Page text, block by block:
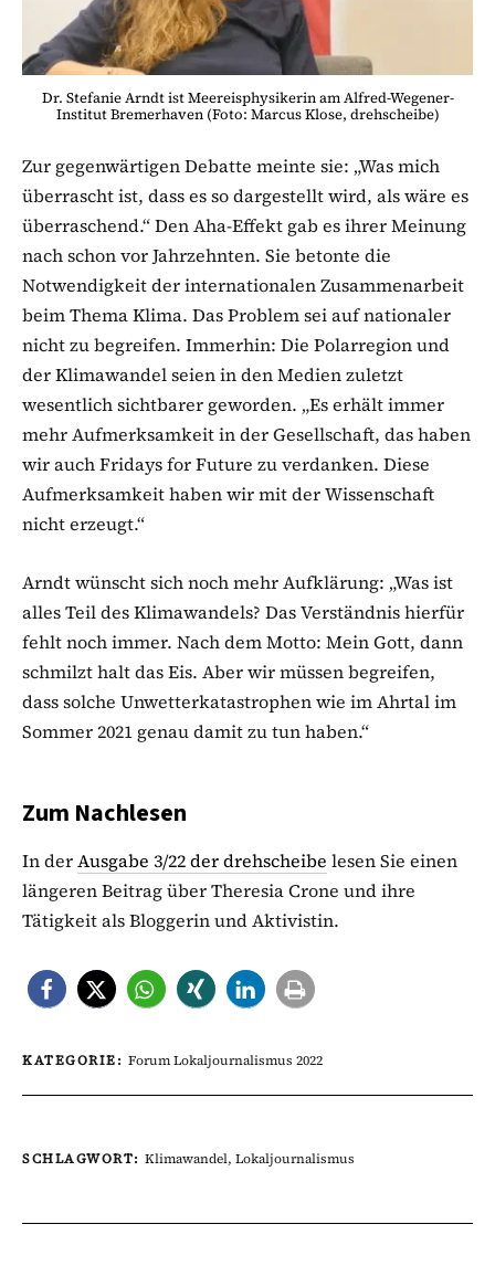
Dr. Stefanie Arndt ist Meereisphysikerin am Alfred-Wegener-
Institut Bremerhaven (Foto: Marcus Klose, drehscheibe)
Zur gegenwärtigen Debatte meinte sie: „Was mich
überrascht ist, dass es so dargestellt wird, als wäre es
überraschend.“ Den Aha-Effekt gab es ihrer Meinung
nach schon vor Jahrzehnten. Sie betonte die
Notwendigkeit der internationalen Zusammenarbeit
beim Thema Klima. Das Problem sei auf nationaler
nicht zu begreifen. Immerhin: Die Polarregion und
der Klimawandel seien in den Medien zuletzt
wesentlich sichtbarer geworden. „Es erhält immer
mehr Aufmerksamkeit in der Gesellschaft, das haben
wir auch Fridays for Future zu verdanken. Diese
Aufmerksamkeit haben wir mit der Wissenschaft
nicht erzeugt.“
Arndt wünscht sich noch mehr Aufklärung: „Was ist
alles Teil des Klimawandels? Das Verständnis hierfür
fehlt noch immer. Nach dem Motto: Mein Gott, dann
schmilzt halt das Eis. Aber wir müssen begreifen,
dass solche Unwetterkatastrophen wie im Ahrtal im
Sommer 2021 genau damit zu tun haben.“
Zum Nachlesen
In derAusgabe 3/22 der drehscheibe lesen Sie einen
längeren Beitrag über Theresia Crone und ihre
Tätigkeit als Bloggerin und Aktivistin.
KATEGORIE: Forum Lokaljournalismus 2022
SCHLAGWORT: Klimawandel, Lokaljournalismus